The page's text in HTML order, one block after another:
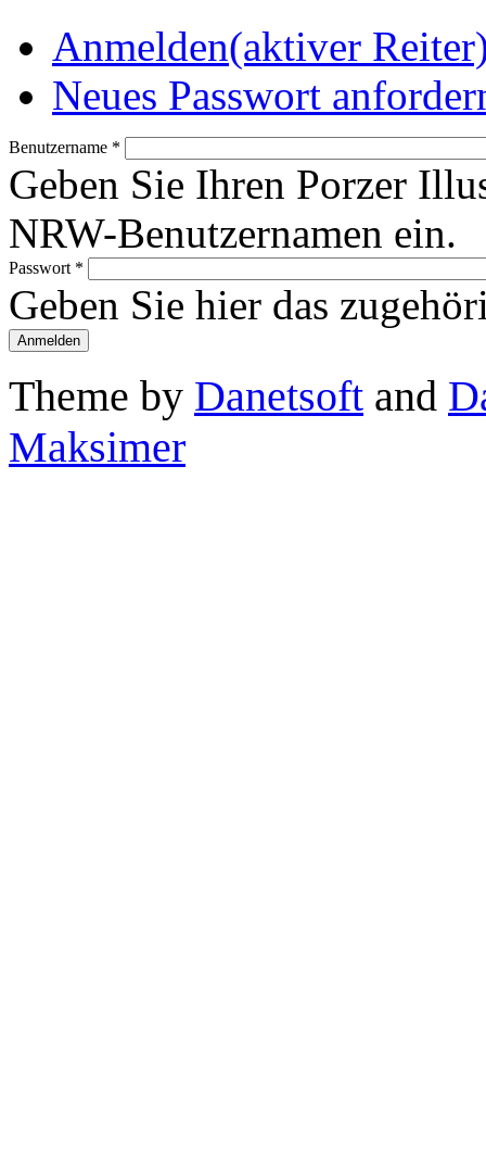
Anmelden(aktiver
Neues Passwort
Benutzername *
Geben Sie Ihren Porzer
NRW-Benutzernamen ein.
Passwort *
Geben Sie hier das
Theme by Danetsoft and
Maksimer